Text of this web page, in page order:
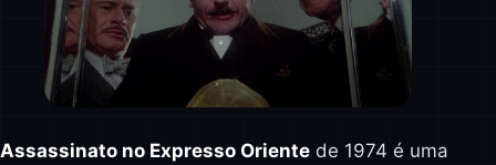
Assassinato no Expresso Oriente de 1974 é uma